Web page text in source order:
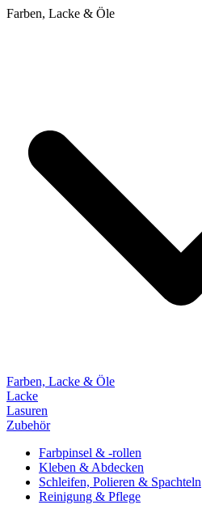
Farben, Lacke & Öle
Farben, Lacke & Öle
Lacke
Lasuren
Zubehör
Farbpinsel & -rollen
Kleben & Abdecken
Schleifen, Polieren & Spachteln
Reinigung & Pflege